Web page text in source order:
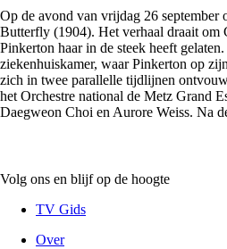
Op de avond van vrijdag 26 september
Butterfly (1904). Het verhaal draait om
Pinkerton haar in de steek heeft
ziekenhuiskamer, waar Pinkerton op
zich in twee parallelle tijdlijnen
het Orchestre national de Metz Grand
Daegweon Choi en Aurore Weiss. Na
Volg ons en blijf op de hoogte
TV Gids
Over